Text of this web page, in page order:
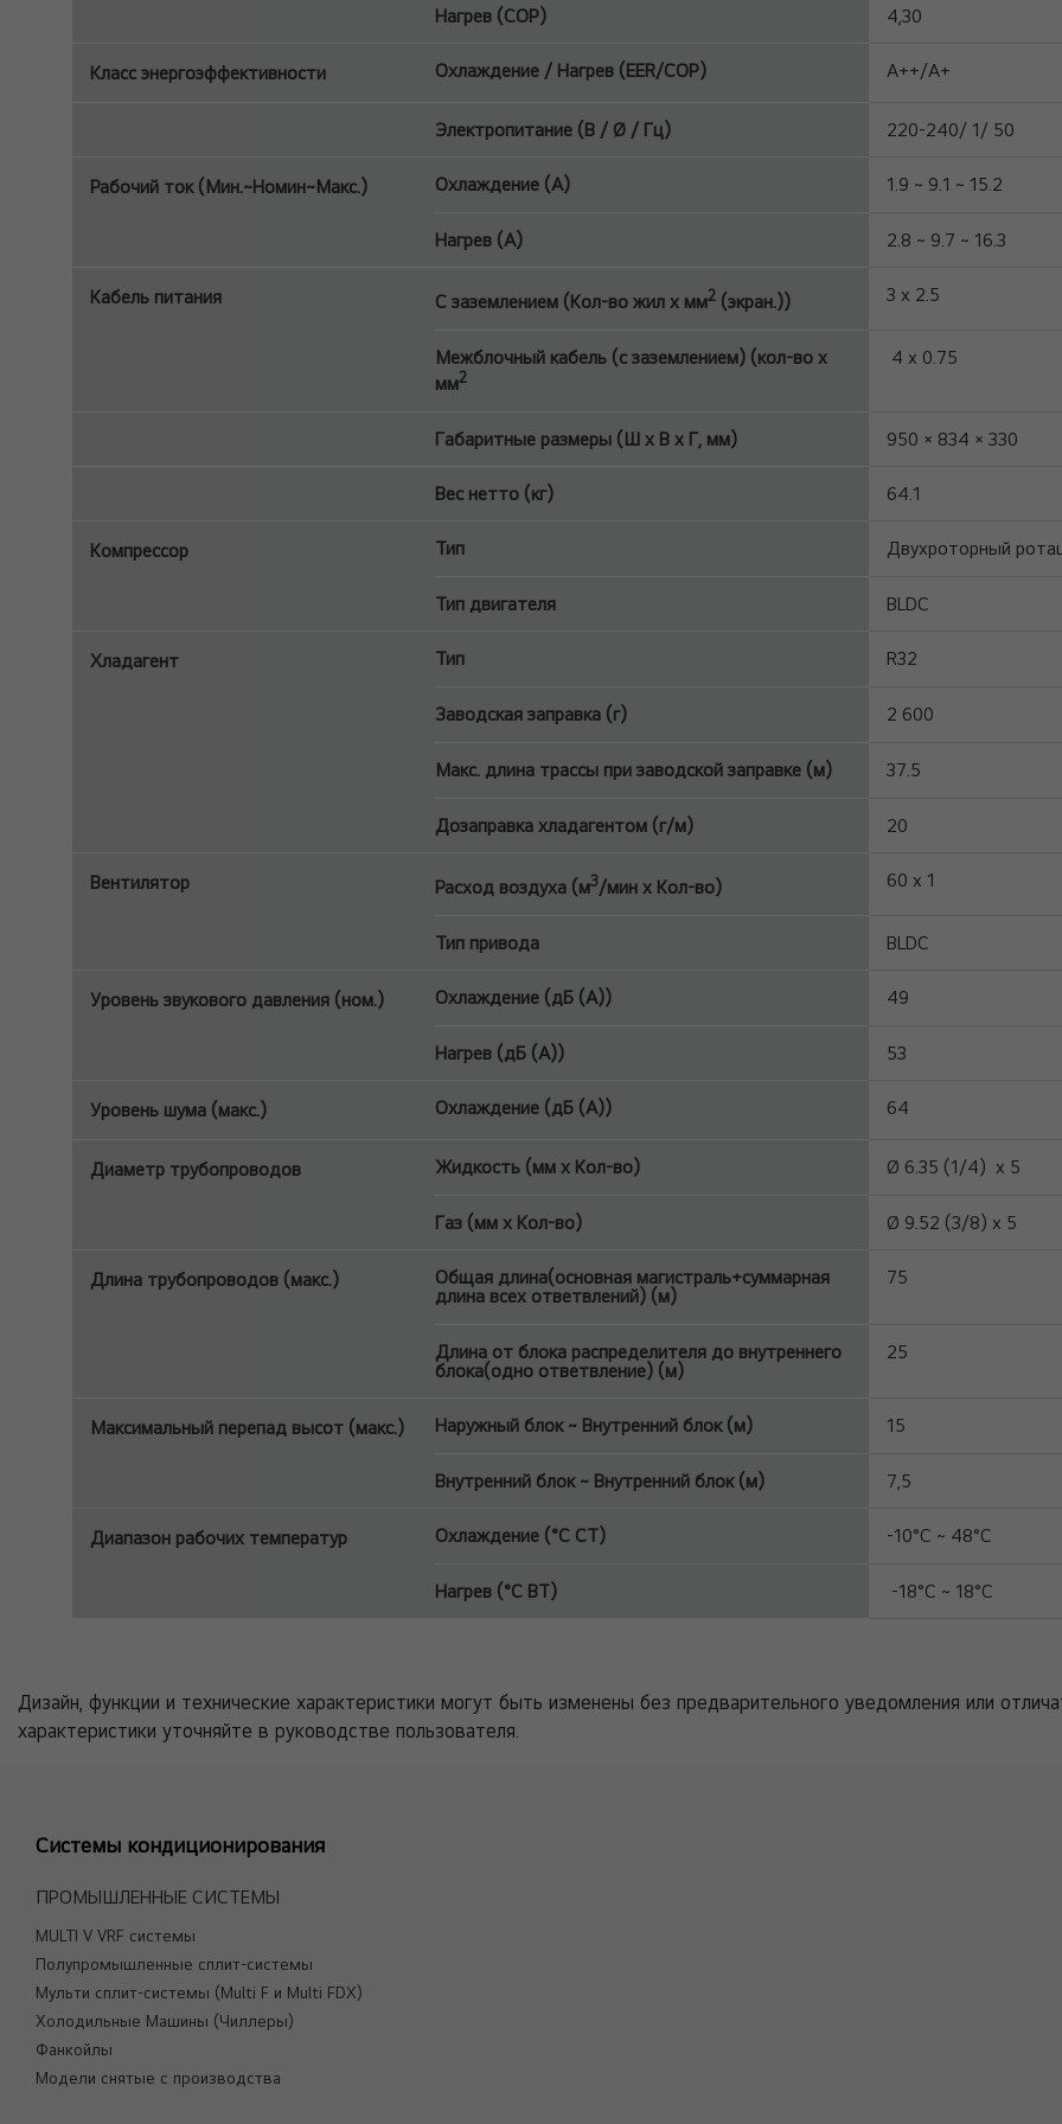
Нагрев (COP) 4,30
Класс энергоэффективности Охлаждение / Нагрев (EER/COP) A++/A+
Электропитание (В / Ø / Гц) 220-240/ 1/ 50
Рабочий ток (Мин.~Номин~Макс.) Охлаждение (A) 1.9 ~ 9.1 ~ 15.2
Нагрев (A) 2.8 ~ 9.7 ~ 16.3
Кабель питания С заземлением (Кол-во жил х мм2(экран.)) 3 x 2.5
Межблочный кабель (с заземлением) (кол-во x
мм2
4 x 0.75
Габаритные размеры (Ш x В x Г, мм) 950 × 834 × 330
Вес нетто (кг) 64.1
Компрессор Тип Двухроторный
Тип двигателя BLDC
Хладагент Тип R32
Заводская заправка (г) 2 600
Макс. длина трассы при заводской заправке (м) 37.5
Дозаправка хладагентом (г/м) 20
Вентилятор Расход воздуха (м3/мин x Кол-во) 60 x 1
Тип привода BLDC
Уровень звукового давления (ном.) Охлаждение (дБ (A)) 49
Нагрев (дБ (A)) 53
Уровень шума (макс.) Охлаждение (дБ (A)) 64
Диаметр трубопроводов Жидкость (мм x Кол-во) Ø 6.35 (1/4) x 5
Газ (мм x Кол-во) Ø 9.52 (3/8) x 5
Длина трубопроводов (макс.)
Общая длина(основная магистраль+суммарная
длина всех ответвлений) (м)
75
Длина от блока распределителя до внутреннего
блока(одно ответвление) (м)
25
Максимальный перепад высот (макс.) Наружный блок ~ Внутренний блок (м) 15
Внутренний блок ~ Внутренний блок (м) 7,5
Диапазон рабочих температур Охлаждение (°C СТ) -10°C ~ 48°C
Нагрев (°C ВТ) -18°C ~ 18°C
Дизайн, функции и технические характеристики могут быть изменены без предварительного уведомления или
характеристики уточняйте в руководстве пользователя.
Системы кондиционирования
ПРОМЫШЛЕННЫЕ СИСТЕМЫ
MULTI V VRF системы
Полупромышленные сплит-системы
Мульти сплит-системы (Multi F и Multi FDX)
Холодильные Машины (Чиллеры)
Фанкойлы
Модели снятые с производства